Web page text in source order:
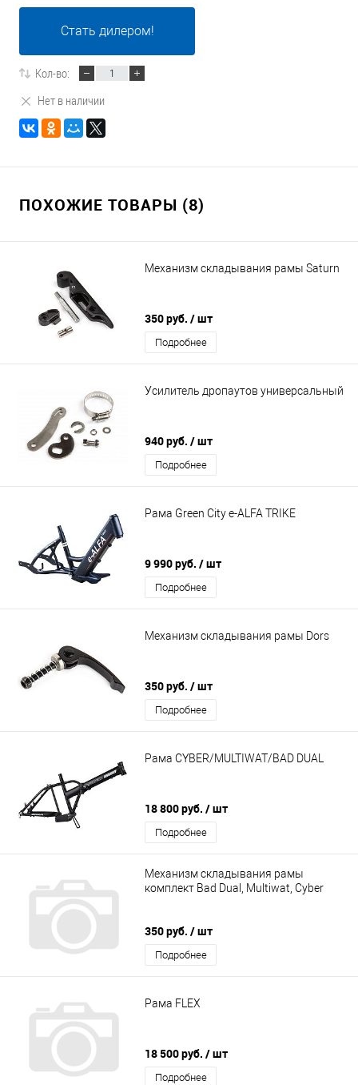
Стать дилером!
Кол-во:
Нет в наличии
ПОХОЖИЕ ТОВАРЫ (8)
Механизм складывания рамы Saturn
350 руб. / шт
Подробнее
Усилитель дропаутов универсальный
940 руб. / шт
Подробнее
Рама Green City e-ALFA TRIKE
9 990 руб. / шт
Подробнее
Механизм складывания рамы Dors
350 руб. / шт
Подробнее
Рама CYBER/MULTIWAT/BAD DUAL
18 800 руб. / шт
Подробнее
Механизм складывания рамы
комплект Bad Dual, Multiwat, Cyber
350 руб. / шт
Подробнее
Рама FLEX
18 500 руб. / шт
Подробнее